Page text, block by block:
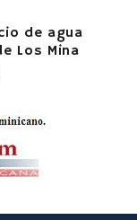
de agua
Los Mina